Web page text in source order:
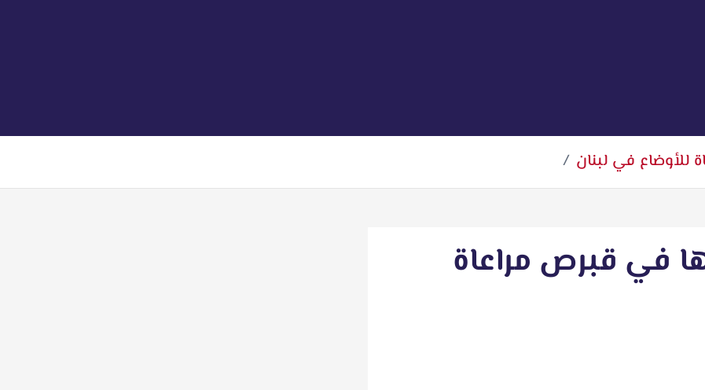
للأوضاع في لبنان
في قبرص مراعاة